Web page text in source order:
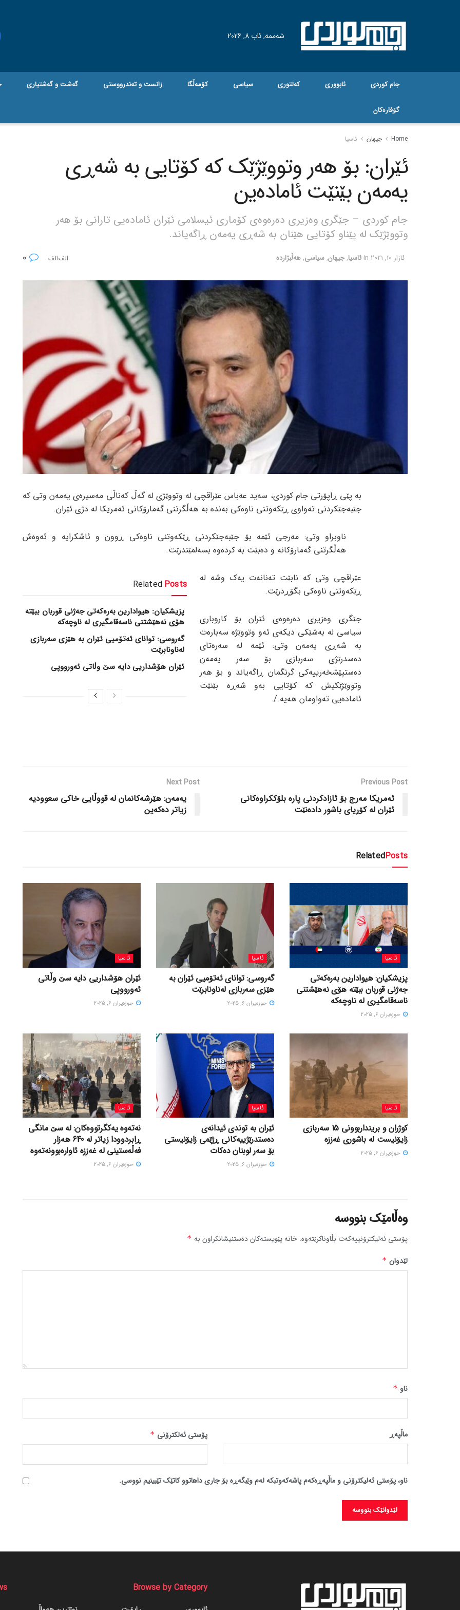
شەممە, ئاب 8, 2026
جام کوردی ئابووری کەلتوری سیاسی کۆمەڵگا زانست و تەندرووستی گه‌شت و گه‌شتیاری
گۆڤاره‌کان
Home جیهان ئاسیا
ئێران: بۆ هەر وتووێژێک کە کۆتایی بە شەڕی
یەمەن بێنێت ئامادەین
جام کوردی – جێگری وەزیری دەرەوەی کۆماری ئیسلامی ئێران ئامادەیی تارانی بۆ هەر
وتووێژێک لە پێناو کۆتایی هێنان بە شەڕی یەمەن ڕاگەیاند.
ئازار 10, 2021 in ئاسیا,جیهان,سیاسی,هەڵبژاردە
بە پێی ڕاپۆرتی جام کوردی، سەید عەباس عێراقچی لە وتووێژی لە گەڵ کەناڵی مەسیرەی یەمەن وتی کە
جێبەجێکردنی تەواوی ڕێکەوتنی ناوەکی بەندە بە هەڵگرتنی گەمارۆکانی ئەمریکا لە دژی ئێران.
ناوبراو وتی: مەرجی ئێمە بۆ جێبەجێکردنی ڕێکەوتنی ناوەکی ڕوون و ئاشکرایە و ئەوەش
هەڵگرتنی گەمارۆکانە و دەبێت بە کردەوە بسەلمێندرێت.
Related Posts
پزیشکیان: هیوادارین بەرەکەتی جەژنی قوربان ببێتە
هۆی نەهێشتنی ناسەقامگیری لە ناوچەکە
گەروسی: توانای ئەتۆمیی ئێران بە هێزی سەربازی
لەناونابرێت
ئێران هۆشداریی دایە سێ وڵاتی ئەورووپی
عێراقچی وتی کە نابێت تەنانەت یەک وشە لە
ڕێکەوتنی ناوەکی بگۆڕدرێت.
جێگری وەزیری دەرەوەی ئێران بۆ کاروباری
سیاسی لە بەشێکی دیکەی ئەو وتووێژە سەبارەت
بە شەڕی یەمەن وتی: ئێمە لە سەرەتای
دەسدرێژی سەربازی بۆ سەر یەمەن
دەستپێشخەرییەکی گرنگمان ڕاگەیاند و بۆ هەر
وتووێژێکیش کە کۆتایی بەو شەڕە بێنێت
ئامادەیی تەواومان هەیە./.
Previous Post
ئەمریکا مەرج بۆ ئازادکردنی پارە بلۆککراوەکانی
ئێران لە کۆریای باشور دادەنێت
Next Post
یەمەن: هێرشەکانمان لە قووڵایی خاکی سعوودیە
زیاتر دەکەین
RelatedPosts
ئاسیا
پزیشکیان: هیوادارین بەرەکەتی
جەژنی قوربان ببێتە هۆی نەهێشتنی
ناسەقامگیری لە ناوچەکە
حوزه‌یران 6, 2025
ئاسیا
گەروسی: توانای ئەتۆمیی ئێران بە
هێزی سەربازی لەناونابرێت
حوزه‌یران 6, 2025
ئاسیا
ئێران هۆشداریی دایە سێ وڵاتی
ئەورووپی
حوزه‌یران 6, 2025
ئاسیا
کوژران و برینداربوونی 15 سەربازی
زایۆنیست لە باشوری غەززە
حوزه‌یران 6, 2025
ئاسیا
ئێران بە توندی ئیدانەی
دەستدرێژییەکانی ڕژێمی زایۆنیستی
بۆ سەر لوبنان دەکات
حوزه‌یران 6, 2025
ئاسیا
نەتەوە یەکگرتووەکان: لە سێ مانگی
ڕابردوودا زیاتر لە 640 هەزار
فەڵەستینی لە غەززە ئاوارەبوونەتەوە
حوزه‌یران 6, 2025
وەڵامێک بنووسە
پۆستی ئەلیکترۆنییەکەت بڵاوناکرێتەوە. خانە پێویستەکان دەستنیشانکراون بە *
لێدوان *
ناو *
پۆستی ئەلکترۆنی * ماڵپه‌ڕ
ناو، پۆستی ئەلیکترۆنی و ماڵپەڕەکەم پاشەکەوتبکە لەم وێبگەڕە بۆ جاری داهاتوو کاتێک تێبینیم نووسی.
Browse by Category